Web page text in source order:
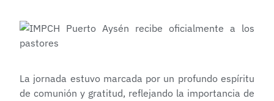
La jornada estuvo marcada por un profundo espíritu
de comunión y gratitud, reflejando la importancia de